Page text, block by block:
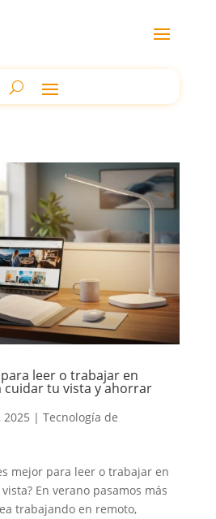
leer o trabajar en
cuidar tu vista y ahorrar
2025 | Tecnología de
mejor para leer o trabajar en
En verano pasamos más
trabajando en remoto,